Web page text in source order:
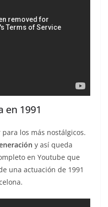
en 1991
los más nostálgicos.
y así queda
en Youtube que
una actuación de 1991